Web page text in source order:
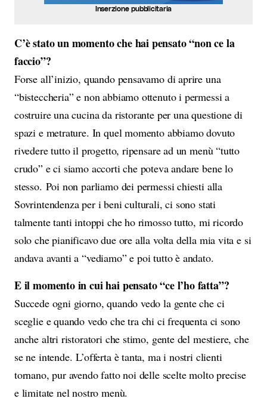
Inserzione pubblicitaria
C’è stato un momento che hai pensato “non ce la
faccio”?
Forse all’inizio, quando pensavamo di aprire una
“bisteccheria” e non abbiamo ottenuto i permessi a
costruire una cucina da ristorante per una questione di
spazi e metrature. In quel momento abbiamo dovuto
rivedere tutto il progetto, ripensare ad un menù “tutto
crudo” e ci siamo accorti che poteva andare bene lo
stesso. Poi non parliamo dei permessi chiesti alla
Sovrintendenza per i beni culturali, ci sono stati
talmente tanti intoppi che ho rimosso tutto, mi ricordo
solo che pianificavo due ore alla volta della mia vita e si
andava avanti a “vediamo” e poi tutto è andato.
E il momento in cui hai pensato “ce l’ho fatta”?
Succede ogni giorno, quando vedo la gente che ci
sceglie e quando vedo che tra chi ci frequenta ci sono
anche altri ristoratori che stimo, gente del mestiere, che
se ne intende. L’offerta è tanta, ma i nostri clienti
tornano, pur avendo fatto noi delle scelte molto precise
e limitate nel nostro menù.